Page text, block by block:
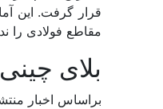
قرار گرفت. این
مقاطع فولادی را
بلای